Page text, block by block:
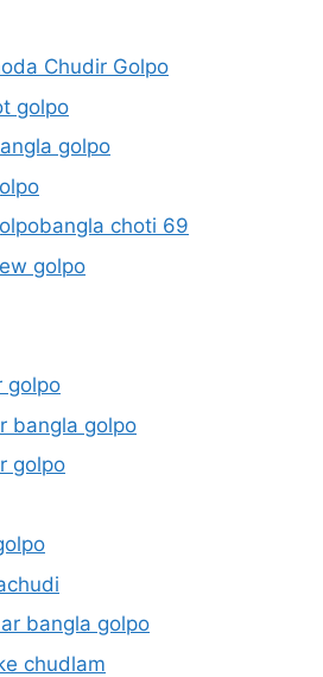
Chudir Golpo
golpo
golpo
choti 69
golpo
golpo
bangla golpo
golpo
bangla golpo
chudlam